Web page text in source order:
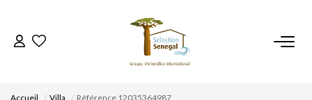
ACCUEIL
Accueil Villa Référence 12035364987